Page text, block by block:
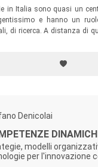
in Italia sono quasi un
e hanno un
di ricerca. A distanza di
del loro ruolo e
dal punto di vista
per il futuro.
Denicolai
modelli
per l'innovazione